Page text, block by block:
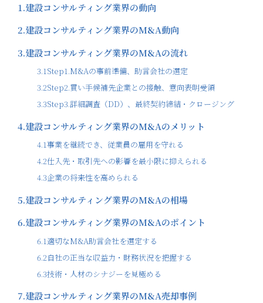
1.建設コンサルティング業界の動向
2.建設コンサルティング業界のM&A動向
3.建設コンサルティング業界のM&Aの流れ
3.1Step1.M&Aの事前準備、助言会社の選定
3.2Step2.買い手候補先企業との接触、意向表明受領
3.3Step3.詳細調査（DD）、最終契約締結・クロージング
4.建設コンサルティング業界のM&Aのメリット
4.1事業を継続でき、従業員の雇用を守れる
4.2仕入先・取引先への影響を最小限に抑えられる
4.3企業の将来性を高められる
5.建設コンサルティング業界のM&Aの相場
6.建設コンサルティング業界のM&Aのポイント
6.1適切なM&A助言会社を選定する
6.2自社の正当な収益力・財務状況を把握する
6.3技術・人材のシナジーを見極める
7.建設コンサルティング業界のM&A売却事例